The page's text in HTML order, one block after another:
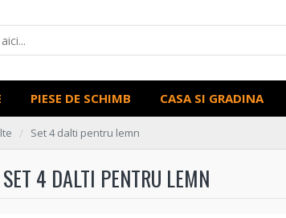
PIESE DE SCHIMB CASA SI GRADINA
Set 4 dalti pentru lemn
SET 4 DALTI PENTRU LEMN